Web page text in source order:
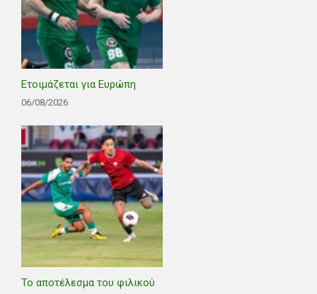
Ετοιμάζεται για Ευρώπη
06/08/2026
Το αποτέλεσμα του φιλικού